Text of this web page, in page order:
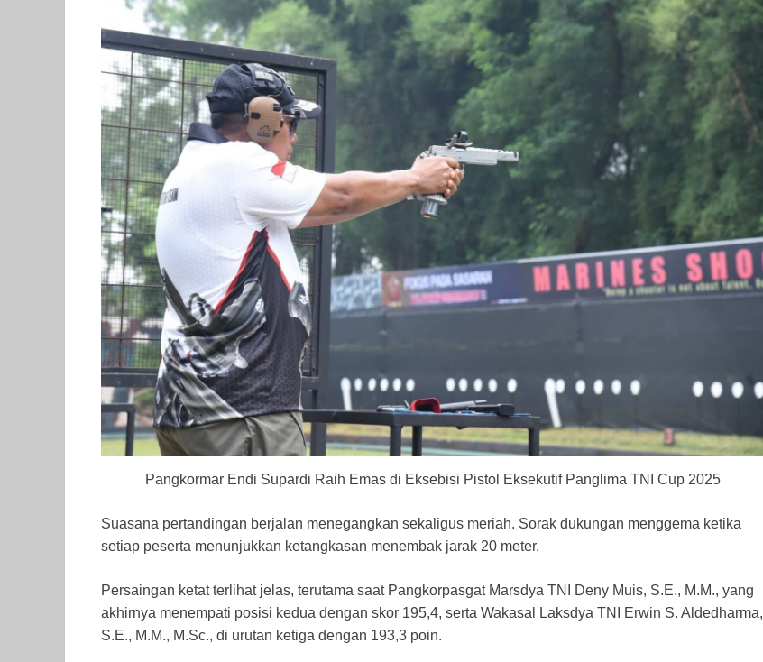
Pangkormar Endi Supardi Raih Emas di Eksebisi Pistol Eksekutif Panglima TNI Cup 2025
Suasana pertandingan berjalan menegangkan sekaligus meriah. Sorak dukungan menggema ketika
setiap peserta menunjukkan ketangkasan menembak jarak 20 meter.
Persaingan ketat terlihat jelas, terutama saat Pangkorpasgat Marsdya TNI Deny Muis, S.E., M.M., yang
akhirnya menempati posisi kedua dengan skor 195,4, serta Wakasal Laksdya TNI Erwin S. Aldedharma,
S.E., M.M., M.Sc., di urutan ketiga dengan 193,3 poin.